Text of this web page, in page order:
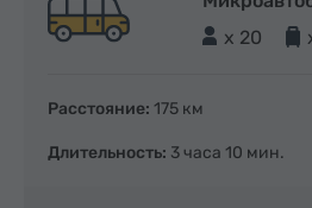
x 20
Расстояние: 175 км
Длительность: 3 часа 10 мин.